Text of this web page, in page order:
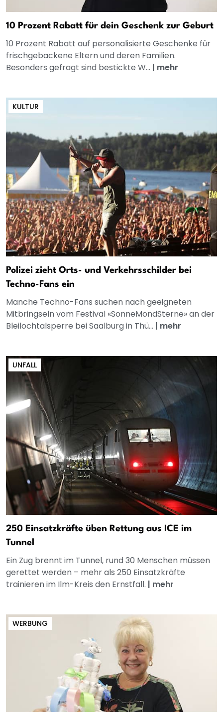
10 Prozent Rabatt für dein Geschenk zur Geburt
10 Prozent Rabatt auf personalisierte Geschenke für
frischgebackene Eltern und deren Familien.
Besonders gefragt sind bestickte W... | mehr
KULTUR
Polizei zieht Orts- und Verkehrsschilder bei
Techno-Fans ein
Manche Techno-Fans suchen nach geeigneten
Mitbringseln vom Festival «SonneMondSterne» an der
Bleilochtalsperre bei Saalburg in Thü... | mehr
UNFALL
250 Einsatzkräfte üben Rettung aus ICE im
Tunnel
Ein Zug brennt im Tunnel, rund 30 Menschen müssen
gerettet werden – mehr als 250 Einsatzkräfte
trainieren im Ilm-Kreis den Ernstfall. | mehr
WERBUNG